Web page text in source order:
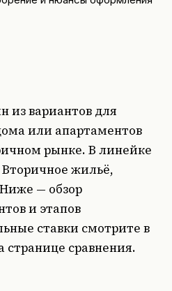
из вариантов для
или апартаментов
рынке. В линейке
жильё,
— обзор
и этапов
ставки смотрите в
странице сравнения.